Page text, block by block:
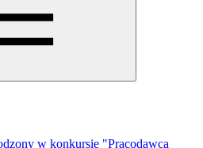
w konkursie "Pracodawca